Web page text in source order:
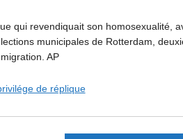
qui revendiquait son homosexualité,
municipales de Rotterdam,
AP
de réplique